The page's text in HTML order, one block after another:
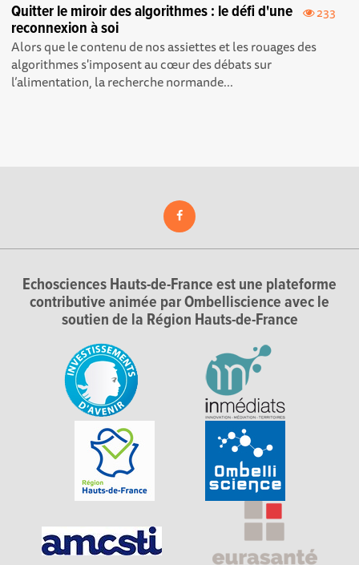
233
Quitter le miroir des algorithmes : le défi d'une
reconnexion à soi
Alors que le contenu de nos assiettes et les rouages des
algorithmes s'imposent au cœur des débats sur
l’alimentation, la recherche normande...
Echosciences Hauts-de-France est une plateforme
contributive animée par Ombelliscience avec le
soutien de la Région Hauts-de-France